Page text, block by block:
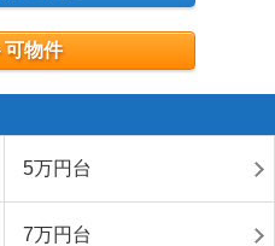
可物件
5万円台
7万円台